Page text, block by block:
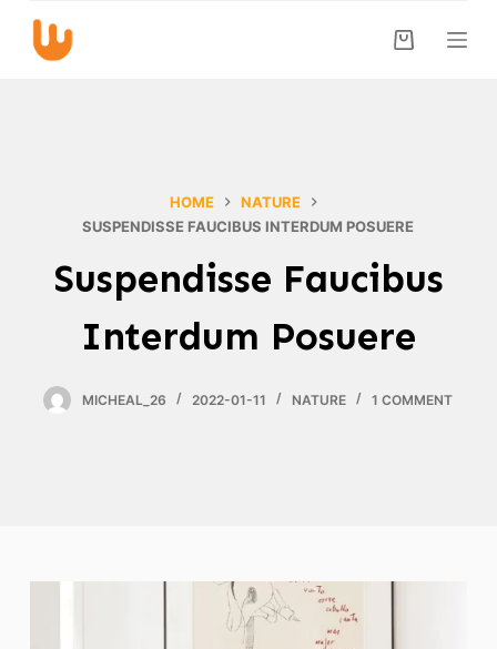
HOME
NATURE
SUSPENDISSE FAUCIBUS INTERDUM POSUERE
Suspendisse Faucibus
Interdum Posuere
MICHEAL_26 2022-01-11 NATURE 1 COMMENT